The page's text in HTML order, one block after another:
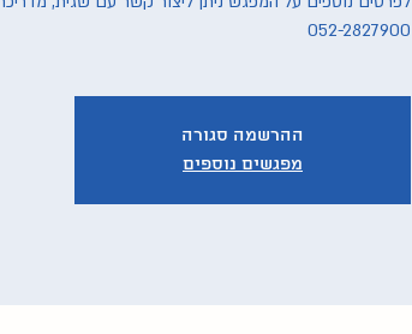
052-2827900
ההרשמה סגורה
מפגשים נוספים